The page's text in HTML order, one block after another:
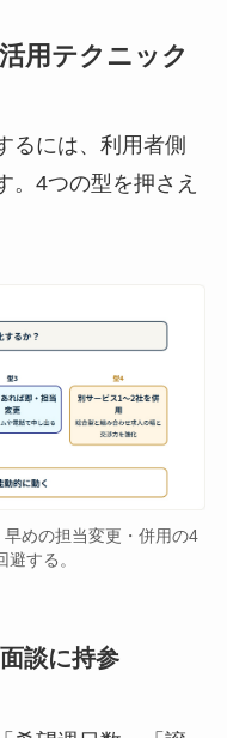
用テクニック
るには、利用者側
。4つの型を押さえ
めの担当変更・併用の4
する。
談に持参